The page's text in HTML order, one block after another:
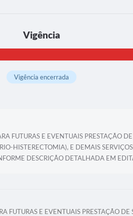
Vigência
Vigência encerrada
FUTURAS E EVENTUAIS PRESTAÇÃO
HISTERECTOMIA), E DEMAIS
DESCRIÇÃO DETALHADA EM
FUTURAS E EVENTUAIS PRESTAÇÃO